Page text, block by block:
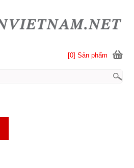
[0] Sản phẩm